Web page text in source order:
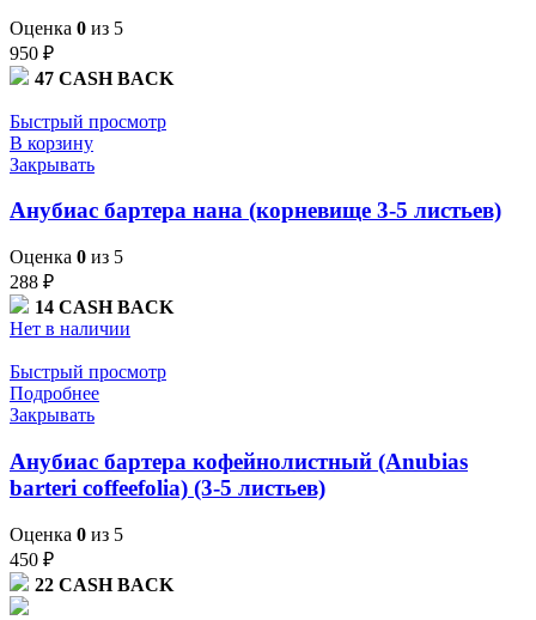
Оценка 0 из 5
950 ₽
47 CASH BACK
Быстрый просмотр
В корзину
Закрывать
Анубиас бартера нана (корневище 3-5 листьев)
Оценка 0 из 5
288 ₽
14 CASH BACK
Нет в наличии
Быстрый просмотр
Подробнее
Закрывать
Анубиас бартера кофейнолистный (Anubias
barteri coffeefolia) (3-5 листьев)
Оценка 0 из 5
450 ₽
22 CASH BACK